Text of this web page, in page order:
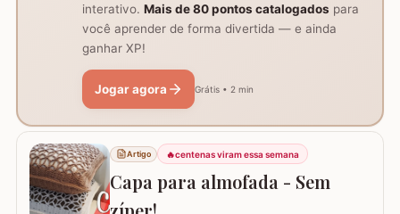
interativo. Mais de 80 pontos catalogados para
você aprender de forma divertida — e ainda
ganhar XP!
Jogar agora Grátis • 2 min
Artigo 🔥centenas viram essa semana
Capa para almofada - Sem